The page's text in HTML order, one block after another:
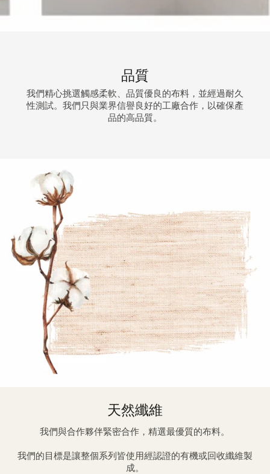
品質
我們精心挑選觸感柔軟、品質優良的布料，並經過耐久
性測試。我們只與業界信譽良好的工廠合作，以確保產
品的高品質。
天然纖維
我們與合作夥伴緊密合作，精選最優質的布料。
我們的目標是讓整個系列皆使用經認證的有機或回收纖維製
成。